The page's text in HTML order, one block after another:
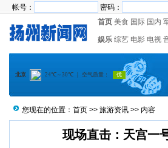
帐号： 密码：
首页 美食 国际 国内
娱乐 综艺 电影 电视
您现在的位置： 首页 >> 旅游资讯 >> 内容
现场直击：天宫一